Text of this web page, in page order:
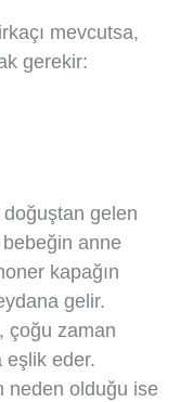
mevcutsa,
gerekir:
doğuştan gelen
bebeğin anne
kapağın
gelir.
çoğu zaman
eşlik eder.
neden olduğu ise